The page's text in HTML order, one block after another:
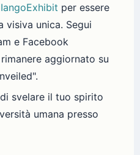
per essere
visiva unica. Segui
e Facebook
aggiornato su
svelare il tuo spirito
umana presso